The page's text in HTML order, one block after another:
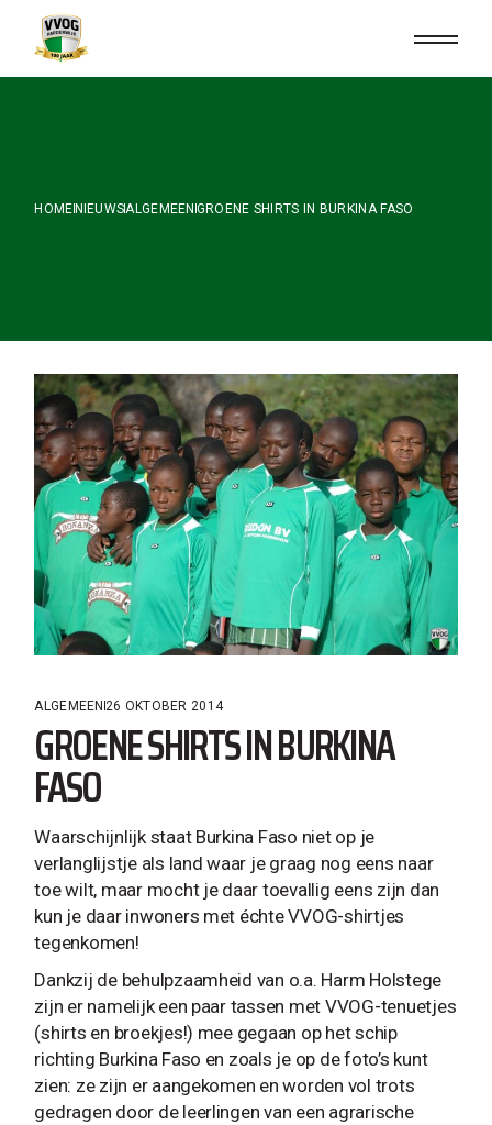
content
HOME NIEUWSALGEMEEN GROENE SHIRTS IN BURKINA FASO
ALGEMEEN 26 OKTOBER 2014
GROENE SHIRTS IN BURKINA
FASO
Waarschijnlijk staat Burkina Faso niet op je
verlanglijstje als land waar je graag nog eens naar
toe wilt, maar mocht je daar toevallig eens zijn dan
kun je daar inwoners met échte VVOG-shirtjes
tegenkomen!
Dankzij de behulpzaamheid van o.a. Harm Holstege
zijn er namelijk een paar tassen met VVOG-tenuetjes
(shirts en broekjes!) mee gegaan op het schip
richting Burkina Faso en zoals je op de foto’s kunt
zien: ze zijn er aangekomen en worden vol trots
gedragen door de leerlingen van een agrarische